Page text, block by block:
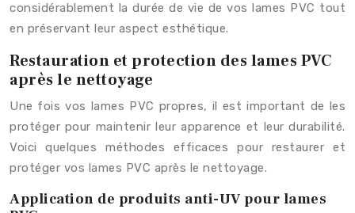
considérablement la durée de vie de vos lames PVC tout
en préservant leur aspect esthétique.
Restauration et protection des lames PVC
après le nettoyage
Une fois vos lames PVC propres, il est important de les
protéger pour maintenir leur apparence et leur durabilité.
Voici quelques méthodes efficaces pour restaurer et
protéger vos lames PVC après le nettoyage.
Application de produits anti-UV pour lames